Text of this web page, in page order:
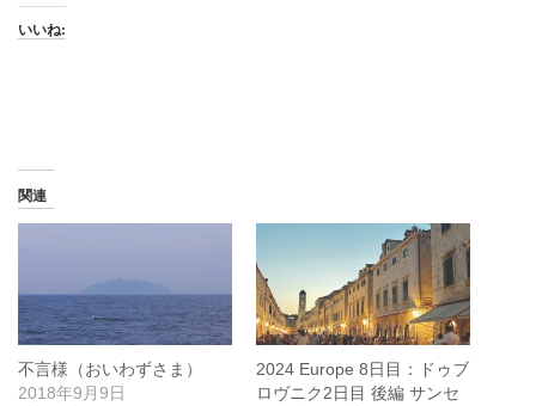
いいね:
関連
不言様（おいわずさま）
2018年9月9日
2024 Europe 8日目：ドゥブ
ロヴニク2日目 後編 サンセ